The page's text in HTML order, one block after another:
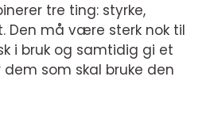
tre ting: styrke,
Den må være sterk nok til
i bruk og samtidig gi et
som skal bruke den